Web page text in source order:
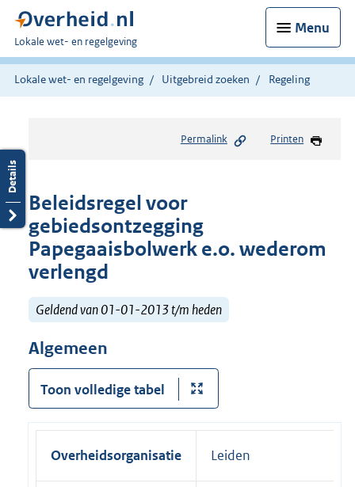
Menu
U
bent
hier:
Lokale wet- en regelgeving
Lokale wet- en regelgeving Uitgebreid zoeken Regeling
Permalink Printen
Beleidsregel voor
gebiedsontzegging
Papegaaisbolwerk e.o. wederom
verlengd
Geldend van 01-01-2013 t/m heden
Algemeen
Toon volledige tabel
Overheidsorganisatie Leiden